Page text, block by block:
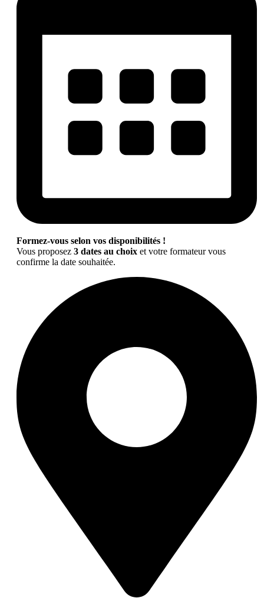
Formez-vous selon vos disponibilités !
Vous proposez 3 dates au choix et votre formateur vous
confirme la date souhaitée.